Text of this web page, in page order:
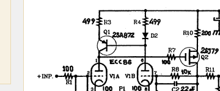
Ламповый усилитель XD800MKIII: KT88, 2х65 ВтЛамповый усилитель